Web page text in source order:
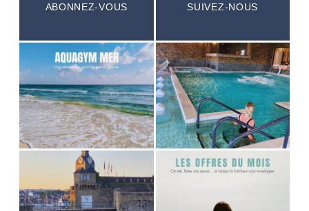
ABONNEZ-VOUS SUIVEZ-NOUS